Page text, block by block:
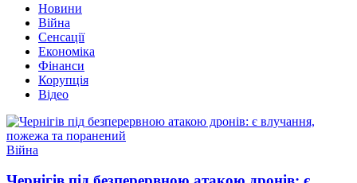
Новини
Війна
Сенсації
Економіка
Фінанси
Корупція
Відео
Опублікувати
Війна